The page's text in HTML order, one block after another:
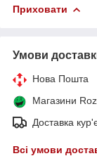
Приховати
Умови
Нова Пошта
Магазини
Доставка
Всі умови